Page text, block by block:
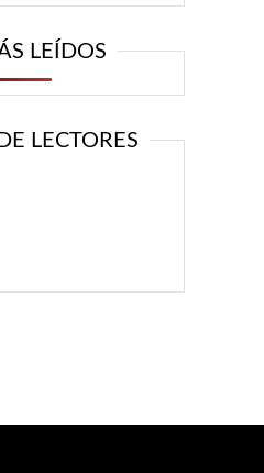
LEÍDOS
LECTORES